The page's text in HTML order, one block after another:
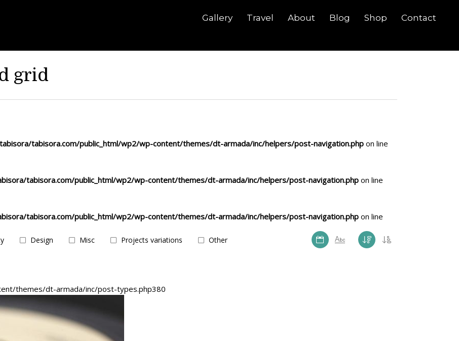
Gallery Travel About Blog Shop Contact
grid
tabisora.com/public_html/wp2/wp-content/themes/dt-armada/inc/helpers/post-navigation.php on line
tabisora.com/public_html/wp2/wp-content/themes/dt-armada/inc/helpers/post-navigation.php on line
tabisora.com/public_html/wp2/wp-content/themes/dt-armada/inc/helpers/post-navigation.php on line
Design Misc Projects variations Other
themes/dt-armada/inc/post-types.php380